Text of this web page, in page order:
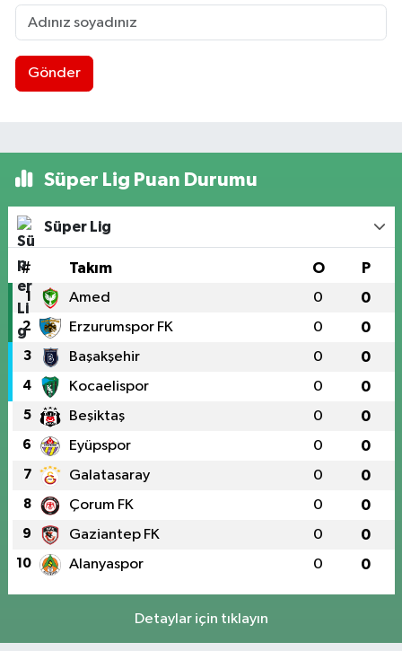
Gönder
Süper Lig Puan Durumu
Süper Lig
# Takım O P
1 Amed 0 0
2 Erzurumspor FK 0 0
3 Başakşehir 0 0
4 Kocaelispor 0 0
5 Beşiktaş 0 0
6 Eyüpspor 0 0
7 Galatasaray 0 0
8 Çorum FK 0 0
9 Gaziantep FK 0 0
10 Alanyaspor 0 0
Detaylar için tıklayın